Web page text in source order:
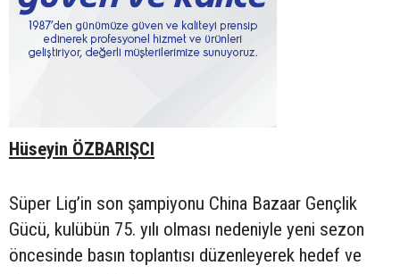
Hüseyin ÖZBARIŞCI
Süper Lig’in son şampiyonu China Bazaar Gençlik
Gücü, kulübün 75. yılı olması nedeniyle yeni sezon
öncesinde basın toplantısı düzenleyerek hedef ve